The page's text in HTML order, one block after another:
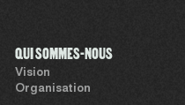
QUI SOMMES-NOUS
Vision
Organisation